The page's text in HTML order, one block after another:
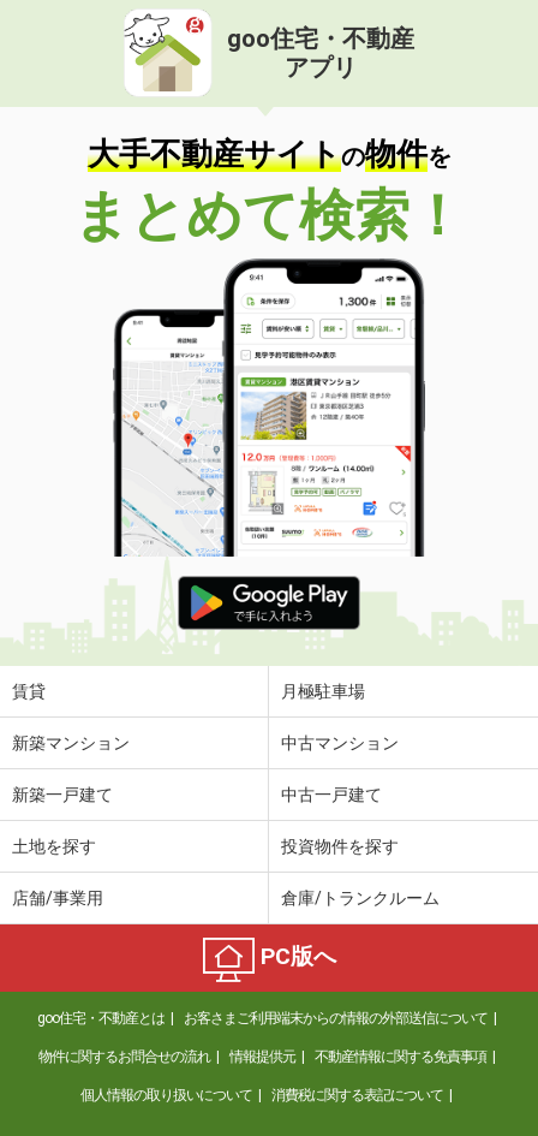
goo住宅・不動産
アプリ
大手不動産サイトの物件を
まとめて検索！
賃貸 月極駐車場
新築マンション 中古マンション
新築一戸建て 中古一戸建て
土地を探す 投資物件を探す
店舗/事業用 倉庫/トランクルーム
PC版へ
goo住宅・不動産とは お客さまご利用端末からの情報の外部送信について
物件に関するお問合せの流れ 情報提供元 不動産情報に関する免責事項
個人情報の取り扱いについて 消費税に関する表記について